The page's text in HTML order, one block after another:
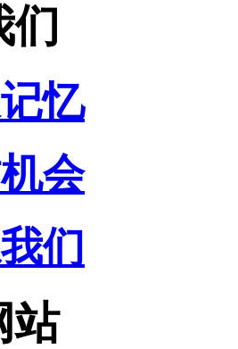
们
忆
会
们
站